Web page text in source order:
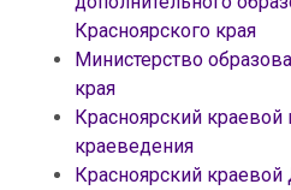
Красноярского края
Министерство
края
Красноярский краевой
краеведения
Красноярский